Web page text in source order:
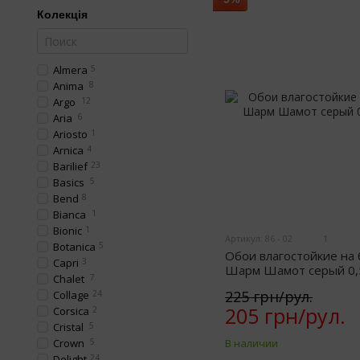
Артикул: 86 - 02 1
Обои влагостойкие на
Шарм Шамот серый
225 грн/рул.
205 грн/рул.
В наличии
Колекція
Almera 5
Anima 8
Argo 12
Aria 6
Ariosto 1
Arnica 4
Barilief 23
Basics 5
Bend 8
Bianca 1
Bionic 1
Botanica 5
Capri 3
Chalet 7
Collage 24
Corsica 2
Cristal 5
Crown 5
24